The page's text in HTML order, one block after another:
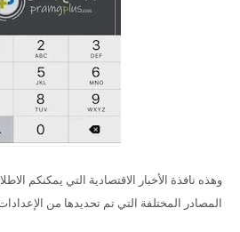
وهذه نافذة الأخبار الاقتصادية التي يمكنكم
المصادر المختلفة التي تم تحديدها من